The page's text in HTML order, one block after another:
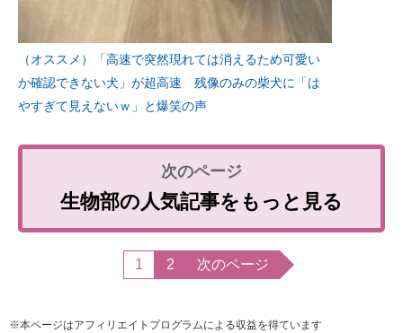
（オススメ）「高速で突然現れては消えるため可愛い
か確認できない犬」が超高速 残像のみの柴犬に「は
やすぎて見えないｗ」と爆笑の声
生物部の人気記事をもっと見る
1 2 次のページ
※本ページはアフィリエイトプログラムによる収益を得ています